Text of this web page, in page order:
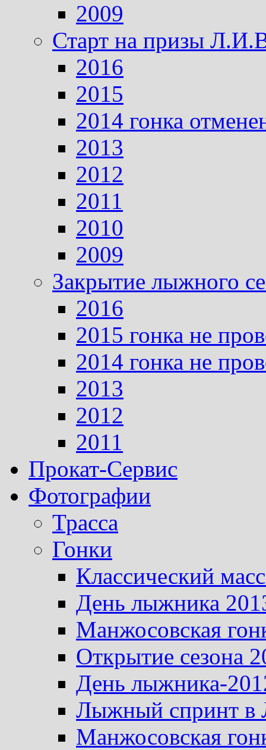
2009
Старт на призы
2016
2015
2014 гонка
2013
2012
2011
2010
2009
Закрытие лыжного
2016
2015 гонка не
2014 гонка не
2013
2012
2011
Прокат-Сервис
Фотографии
Трасса
Гонки
Классический
День лыжника
Манжосовская
Открытие сезона
День лыжника-
Лыжный спринт в
Манжосовская